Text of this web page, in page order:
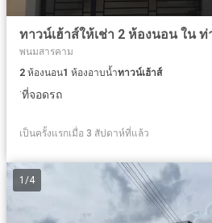
ทาวน์เฮ้าส์ให้เช่า 2 ห้องนอน ใน
พนมสารคาม
2 ห้องนอน1 ห้องอาบน้ำทาวน์เฮ้าส์
·ที่จอดรถ
เป็นครั้งแรกเมื่อ 3 สัปดาห์ที่แล้ว
1 /4